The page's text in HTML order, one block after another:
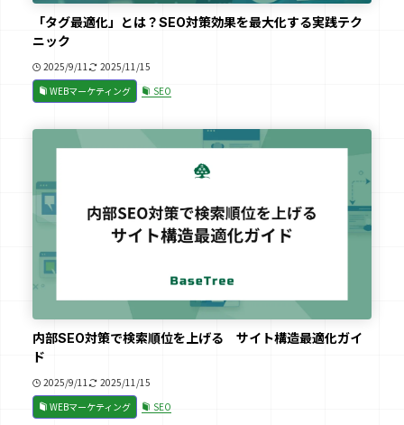
「タグ最適化」とは？SEO対策効果を最大化する実践テク
ニック
2025/9/11
2025/11/15
WEBマーケティング
SEO
内部SEO対策で検索順位を上げる サイト構造最適化ガイ
ド
2025/9/11
2025/11/15
WEBマーケティング
SEO